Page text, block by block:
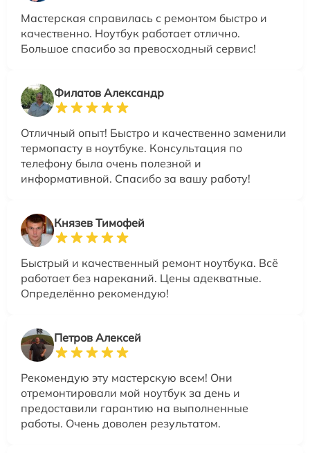
Мастерская справилась с ремонтом быстро и
качественно. Ноутбук работает отлично.
Большое спасибо за превосходный сервис!
Филатов Александр
Отличный опыт! Быстро и качественно заменили
термопасту в ноутбуке. Консультация по
телефону была очень полезной и
информативной. Спасибо за вашу работу!
Князев Тимофей
Быстрый и качественный ремонт ноутбука. Всё
работает без нареканий. Цены адекватные.
Определённо рекомендую!
Петров Алексей
Рекомендую эту мастерскую всем! Они
отремонтировали мой ноутбук за день и
предоставили гарантию на выполненные
работы. Очень доволен результатом.